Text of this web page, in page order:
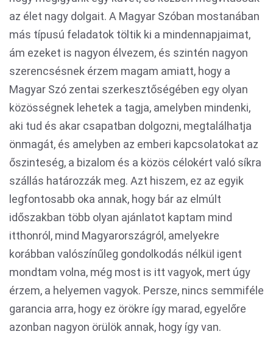
az élet nagy dolgait. A Magyar Szóban mostanában
más típusú feladatok töltik ki a mindennapjaimat,
ám ezeket is nagyon élvezem, és szintén nagyon
szerencsésnek érzem magam amiatt, hogy a
Magyar Szó zentai szerkesztőségében egy olyan
közösségnek lehetek a tagja, amelyben mindenki,
aki tud és akar csapatban dolgozni, megtalálhatja
önmagát, és amelyben az emberi kapcsolatokat az
őszinteség, a bizalom és a közös célokért való síkra
szállás határozzák meg. Azt hiszem, ez az egyik
legfontosabb oka annak, hogy bár az elmúlt
időszakban több olyan ajánlatot kaptam mind
itthonról, mind Magyarországról, amelyekre
korábban valószínűleg gondolkodás nélkül igent
mondtam volna, még most is itt vagyok, mert úgy
érzem, a helyemen vagyok. Persze, nincs semmiféle
garancia arra, hogy ez örökre így marad, egyelőre
azonban nagyon örülök annak, hogy így van.